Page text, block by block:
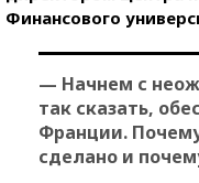
Финансового
— Начнем с
так сказать,
Франции.
сделано и